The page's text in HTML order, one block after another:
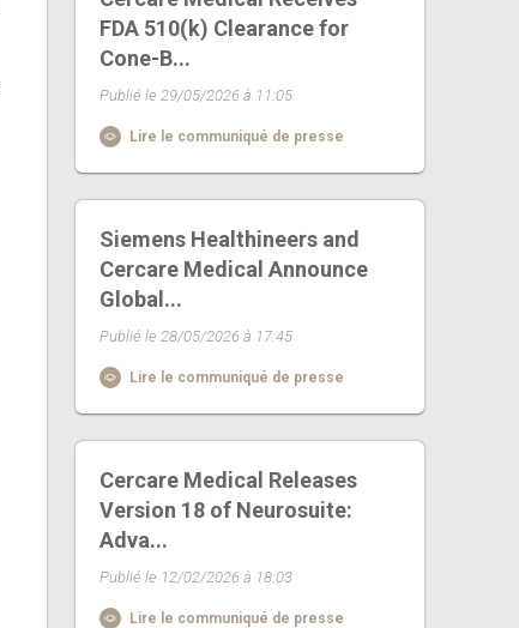
FDA 510(k) Clearance for
Cone-B...
Publié le 29/05/2026 à 11:05
Lire le communiqué de presse
Siemens Healthineers and
Cercare Medical Announce
Global...
Publié le 28/05/2026 à 17:45
Lire le communiqué de presse
Cercare Medical Releases
Version 18 of Neurosuite:
Adva...
Publié le 12/02/2026 à 18:03
Lire le communiqué de presse